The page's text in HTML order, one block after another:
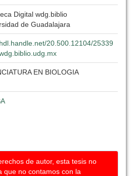
Digital wdg.biblio
de Guadalajara
20.500.12104/25339
EN BIOLOGIA
de autor, esta tesis no
que no contamos con la